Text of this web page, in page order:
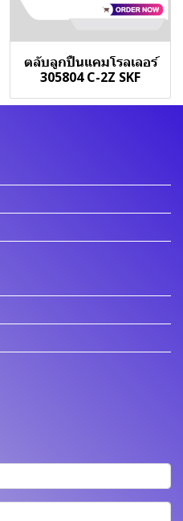
ตลับลูกปืนแคมโรลเลอร์
305804 C-2Z SKF